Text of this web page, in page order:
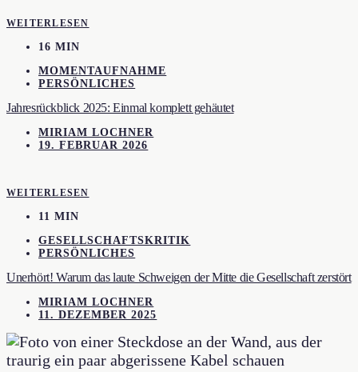
WEITERLESEN
16 MIN
MOMENTAUFNAHME
PERSÖNLICHES
Jahresrückblick 2025: Einmal komplett gehäutet
MIRIAM LOCHNER
19. FEBRUAR 2026
WEITERLESEN
11 MIN
GESELLSCHAFTSKRITIK
PERSÖNLICHES
Unerhört! Warum das laute Schweigen der Mitte die Gesellschaft zerstört
MIRIAM LOCHNER
11. DEZEMBER 2025